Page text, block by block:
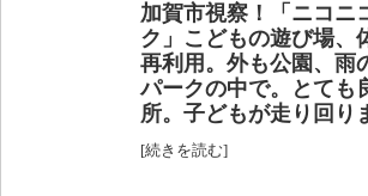
加賀市視察！「ニコニ
ク」こどもの遊び場、
再利用。外も公園、雨
パークの中で。とても
所。子どもが走り回り
[続きを読む]